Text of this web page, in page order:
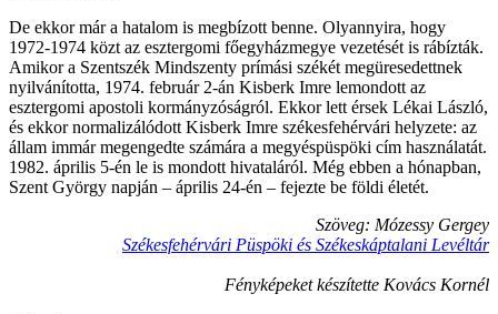
De ekkor már a hatalom is megbízott benne. Olyannyira, hogy
1972-1974 közt az esztergomi főegyházmegye vezetését is rábízták.
Amikor a Szentszék Mindszenty prímási székét megüresedettnek
nyilvánította, 1974. február 2-án Kisberk Imre lemondott az
esztergomi apostoli kormányzóságról. Ekkor lett érsek Lékai László,
és ekkor normalizálódott Kisberk Imre székesfehérvári helyzete: az
állam immár megengedte számára a megyéspüspöki cím használatát.
1982. április 5-én le is mondott hivataláról. Még ebben a hónapban,
Szent György napján – április 24-én – fejezte be földi életét.
Szöveg: Mózessy Gergey
Székesfehérvári Püspöki és Székeskáptalani Levéltár
Fényképeket készítette Kovács Kornél